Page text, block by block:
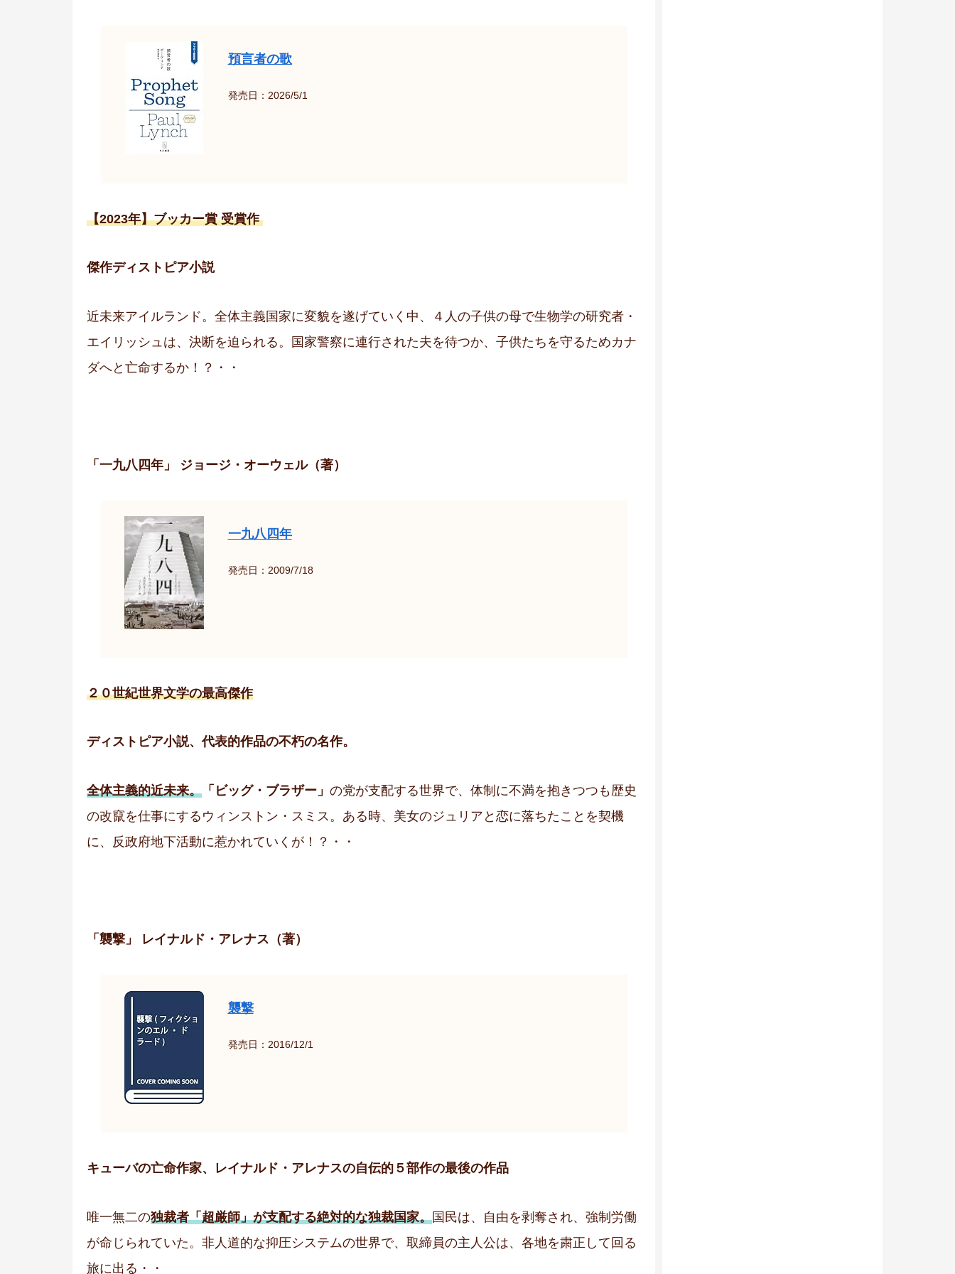
預言者の歌
発売日：2026/5/1
【2023年】ブッカー賞 受賞作
傑作ディストピア小説
近未来アイルランド。全体主義国家に変貌を遂げていく中、４人の子供の母で生物学の研究者・
エイリッシュは、決断を迫られる。国家警察に連行された夫を待つか、子供たちを守るためカナ
ダへと亡命するか！？・・
「一九八四年」 ジョージ・オーウェル（著）
一九八四年
発売日：2009/7/18
２０世紀世界文学の最高傑作
ディストピア小説、代表的作品の不朽の名作。
全体主義的近未来。 「ビッグ・ブラザー」 の党が支配する世界で、体制に不満を抱きつつも歴史
の改竄を仕事にするウィンストン・スミス。ある時、美女のジュリアと恋に落ちたことを契機
に、反政府地下活動に惹かれていくが！？・・
「襲撃」 レイナルド・アレナス（著）
襲撃
発売日：2016/12/1
キューバの亡命作家、レイナルド・アレナスの自伝的５部作の最後の作品
唯一無二の独裁者「超厳師」が支配する絶対的な独裁国家。国民は、自由を剥奪され、強制労働
が命じられていた。非人道的な抑圧システムの世界で、取締員の主人公は、各地を粛正して回る
旅に出る・・